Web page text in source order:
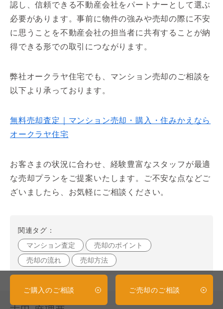
認し、信頼できる不動産会社をパートナーとして選ぶ
必要があります。事前に物件の強みや売却の際に不安
に思うことを不動産会社の担当者に共有することが納
得できる形での取引につながります。
弊社オークラヤ住宅でも、マンション売却のご相談を
以下より承っております。
無料売却査定｜マンション売却・購入・住みかえなら
オークラヤ住宅
お客さまの状況に合わせ、経験豊富なスタッフが最適
な売却プランをご提案いたします。ご不安な点などご
ざいましたら、お気軽にご相談ください。
関連タグ：
マンション査定
売却のポイント
売却の流れ
売却方法
ご購入のご相談 ご売却のご相談